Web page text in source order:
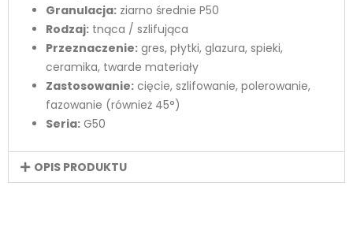
Granulacja: ziarno średnie P50
Rodzaj: tnąca / szlifująca
Przeznaczenie: gres, płytki, glazura, spieki,
ceramika, twarde materiały
Zastosowanie: cięcie, szlifowanie, polerowanie,
fazowanie (również 45°)
Seria: G50
OPIS PRODUKTU